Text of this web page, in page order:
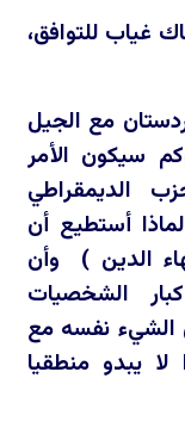
غياب للتوافق،
مع الجيل
سيكون الأمر
الديمقراطي
أستطيع أن
الدين ) وأن
الشخصيات
الشيء نفسه مع
يبدو منطقيا